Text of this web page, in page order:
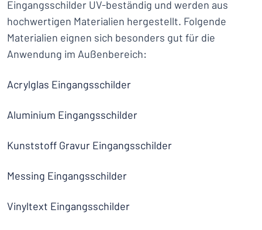
Eingangsschilder UV-beständig und werden aus
hochwertigen Materialien hergestellt. Folgende
Materialien eignen sich besonders gut für die
Anwendung im Außenbereich:
Acrylglas Eingangsschilder
Aluminium Eingangsschilder
Kunststoff Gravur Eingangsschilder
Messing Eingangsschilder
Vinyltext Eingangsschilder